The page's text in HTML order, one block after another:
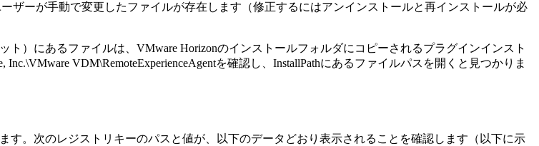
ザーが手動で変更したファイルが存在します（修正するにはアンインストールと再インストールが必
ト）にあるファイルは、VMware Horizonのインストールフォルダにコピーされるプラグインインスト
VDM\RemoteExperienceAgentを確認し、InstallPathにあるファイルパスを開くと見つかりま
す。次のレジストリキーのパスと値が、以下のデータどおり表示されることを確認します（以下に示